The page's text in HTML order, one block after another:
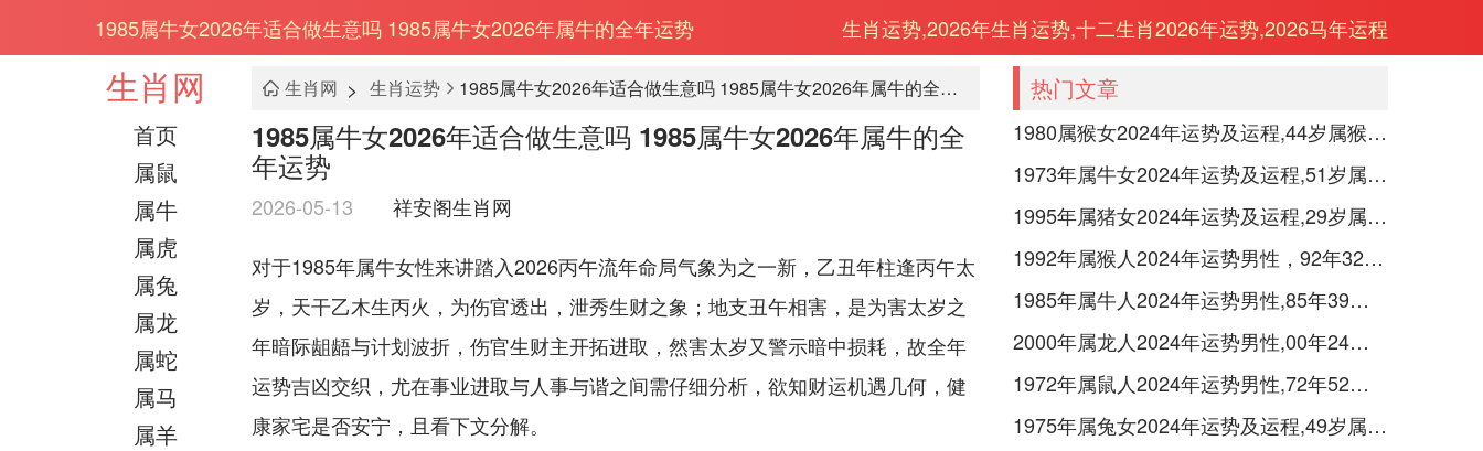
1985属牛女2026年适合做生意吗 1985属牛女2026年属牛的全年运势 生肖运势,2026年生肖运势,十二生肖2026年运势,2026马年运程
生肖网
首页
属鼠
属牛
属虎
属兔
属龙
属蛇
属马
属羊
生肖网 > 生肖运势 1985属牛女2026年适合做生意吗 1985属牛女2026年属牛的全年运势
1985属牛女2026年适合做生意吗 1985属牛女2026年属牛的全
年运势
2026-05-13 祥安阁生肖网
对于1985年属牛女性来讲踏入2026丙午流年命局气象为之一新，乙丑年柱逢丙午太
岁，天干乙木生丙火，为伤官透出，泄秀生财之象；地支丑午相害，是为害太岁之
年暗际龃龉与计划波折，伤官生财主开拓进取，然害太岁又警示暗中损耗，故全年
运势吉凶交织，尤在事业进取与人事与谐之间需仔细分析，欲知财运机遇几何，健
康家宅是否安宁，且看下文分解。
热门文章
1980属猴女2024年运势及运程,44岁属猴人2024全年每月运势女性如何
1973年属牛女2024年运势及运程,51岁属牛人2024全年每月运势女性如何
1995年属猪女2024年运势及运程,29岁属猪人2024全年每月运势女性如何
1992年属猴人2024年运势男性，92年32岁属猴男2024年每月运程怎么样
1985年属牛人2024年运势男性,85年39岁属牛男2024年每月运程怎么样
2000年属龙人2024年运势男性,00年24岁属龙男2024年每月运程怎么样
1972年属鼠人2024年运势男性,72年52岁属鼠男2024年每月运程怎么样
1975年属兔女2024年运势及运程,49岁属兔人2024全年每月运势女性如何